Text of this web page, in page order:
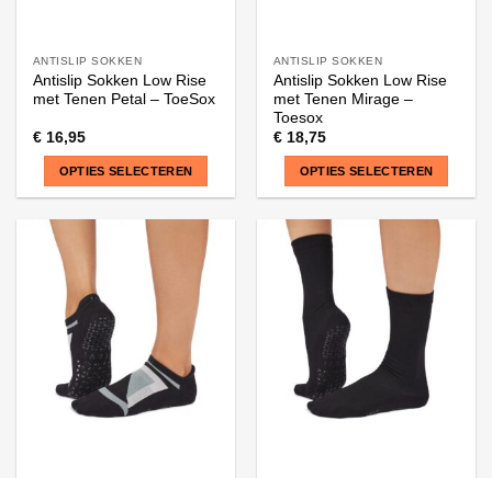
ANTISLIP SOKKEN
Antislip Sokken Low Rise
met Tenen Petal – ToeSox
€16,95
OPTIES SELECTEREN
product
heeft
meerdere
variaties.
Deze
gekozen
worden
ANTISLIP SOKKEN
Antislip Sokken Low Rise
met Tenen Mirage –
Toesox
€18,75
OPTIES SELECTEREN
product
heeft
meerdere
variaties.
Deze
optie
gekozen
worden